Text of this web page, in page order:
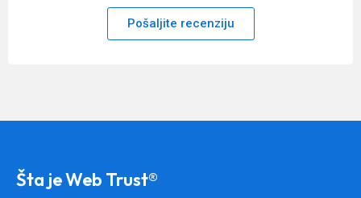
Pošaljite recenziju
Šta je Web Trust®